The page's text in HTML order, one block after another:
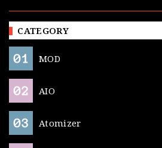
CATEGORY
MOD
AIO
Atomizer